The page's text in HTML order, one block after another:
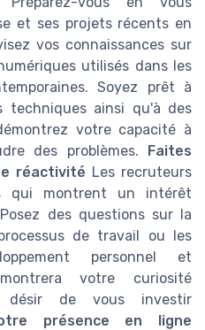
et ses projets récents en
vos connaissances sur
utilisés dans les
Soyez prêt à
techniques ainsi qu'à des
votre capacité à
des problèmes. Faites
réactivité Les recruteurs
qui montrent un intérêt
des questions sur la
de travail ou les
personnel et
votre curiosité
désir de vous investir
présence en ligne